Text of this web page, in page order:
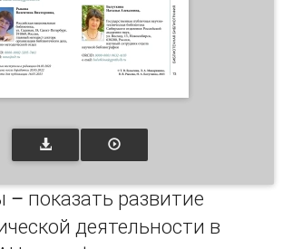
– показать развитие
деятельности в